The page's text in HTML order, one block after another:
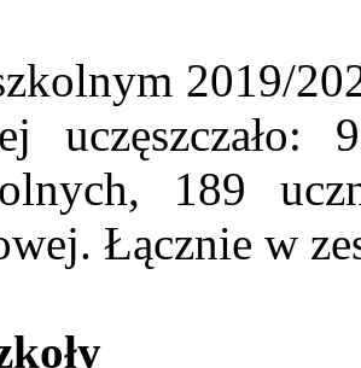
2019/
189
Łącznie w